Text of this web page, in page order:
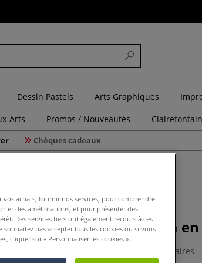
Dessin Pastels Arts Graphiques
Arts Promos / Nouveautés
Chèques cadeaux
100 dessins manga
0 Commentaires
achats, fournir nos services, pour comprendre
des améliorations, et pour présenter des
Des services tiers ont également recours à ces
pas accepter tous les cookies ou si vous
cliquer sur « Personnaliser les cookies ».